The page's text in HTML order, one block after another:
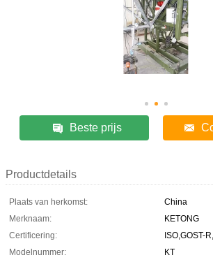
Beste prijs
Productdetails
Plaats van herkomst:
China
Merknaam:
KETONG
Certificering:
ISO,GOST-
Modelnummer:
KT